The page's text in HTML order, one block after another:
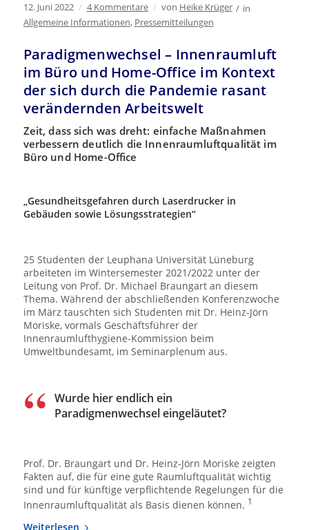
12. Juni 2022 / 4 Kommentare / von Heike Krüger / in
Allgemeine Informationen, Pressemitteilungen
Paradigmenwechsel – Innenraumluft
im Büro und Home-Office im Kontext
der sich durch die Pandemie rasant
verändernden Arbeitswelt
Zeit, dass sich was dreht: einfache Maßnahmen
verbessern deutlich die Innenraumluftqualität im
Büro und Home-Office
„Gesundheitsgefahren durch Laserdrucker in
Gebäuden sowie Lösungsstrategien“
25 Studenten der Leuphana Universität Lüneburg
arbeiteten im Wintersemester 2021/2022 unter der
Leitung von Prof. Dr. Michael Braungart an diesem
Thema. Während der abschließenden Konferenzwoche
im März tauschten sich Studenten mit Dr. Heinz-Jörn
Moriske, vormals Geschäftsführer der
Innenraumlufthygiene-Kommission beim
Umweltbundesamt, im Seminarplenum aus.
Wurde hier endlich ein
Paradigmenwechsel eingeläutet?
Prof. Dr. Braungart und Dr. Heinz-Jörn Moriske zeigten
Fakten auf, die für eine gute Raumluftqualität wichtig
sind und für künftige verpflichtende Regelungen für die
Innenraumluftqualität als Basis dienen können. 1
Weiterlesen